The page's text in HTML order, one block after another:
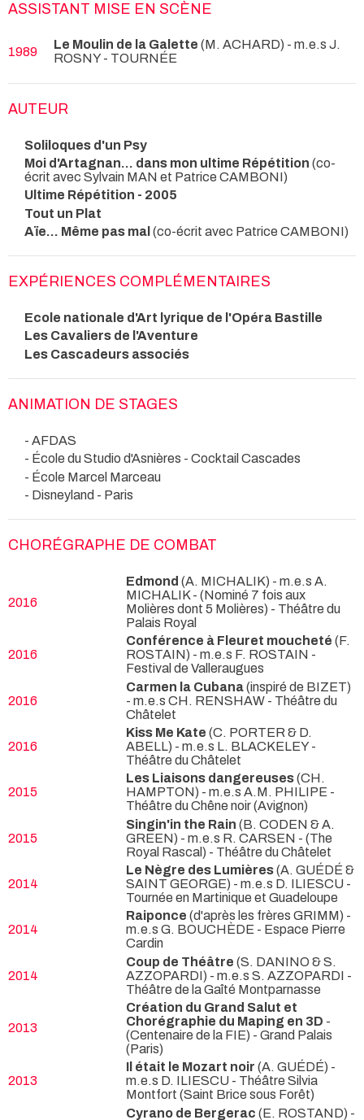
ASSISTANT MISE EN SCÈNE
1989 Le Moulin de la Galette (M. ACHARD) - m.e.s J.
ROSNY- TOURNÉE
AUTEUR
Soliloques d'un Psy
Moi d'Artagnan... dans mon ultime Répétition (co-
écrit avec Sylvain MAN et Patrice CAMBONI)
Ultime Répétition - 2005
Tout un Plat
Aïe... Même pas mal (co-écrit avec Patrice CAMBONI)
EXPÉRIENCES COMPLÉMENTAIRES
Ecole nationale d'Art lyrique de l'Opéra Bastille
Les Cavaliers de l'Aventure
Les Cascadeurs associés
ANIMATION DE STAGES
- AFDAS
- École du Studio d'Asnières - Cocktail Cascades
- École Marcel Marceau
- Disneyland - Paris
CHORÉGRAPHE DE COMBAT
2016
Edmond (A. MICHALIK) - m.e.s A.
MICHALIK - (Nominé 7 fois aux
Molières dont 5 Molières) - Théâtre du
Palais Royal
2016
Conférence à Fleuret moucheté (F.
ROSTAIN) - m.e.s F. ROSTAIN -
Festival de Valleraugues
2016
Carmen la Cubana(inspiré de BIZET)
- m.e.s CH. RENSHAW - Théâtre du
Châtelet
2016
Kiss Me Kate (C. PORTER & D.
ABELL) - m.e.s L. BLACKELEY-
Théâtre du Châtelet
2015
Les Liaisons dangereuses(CH.
HAMPTON) - m.e.s A.M. PHILIPE -
Théâtre du Chêne noir (Avignon)
2015
Singin'in the Rain (B. CODEN & A.
GREEN) - m.e.s R. CARSEN - (The
Royal Rascal) - Théâtre du Châtelet
2014
Le Nègre des Lumières(A. GUÉDÉ &
SAINT GEORGE) - m.e.s D. ILIESCU -
Tournée en Martinique et Guadeloupe
2014
Raiponce (d'après les frères GRIMM) -
m.e.s G. BOUCHÈDE - Espace Pierre
Cardin
2014
Coup de Théâtre (S. DANINO & S.
AZZOPARDI) - m.e.s S. AZZOPARDI -
Théâtre de la Gaîté Montparnasse
2013
Création du Grand Salut et
Chorégraphie du Maping en 3D -
(Centenaire de la FIE) - Grand Palais
(Paris)
2013
Il était le Mozart noir (A. GUÉDÉ) -
m.e.s D. ILIESCU - Théâtre Silvia
Montfort (Saint Brice sous Forêt)
Cyrano de Bergerac (E. ROSTAND) -